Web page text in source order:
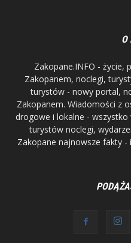
O
Zakopane.INFO - życie,
Zakopanem, noclegi,
turystów - nowy portal,
Zakopanem. Wiadomości z
drogowe i lokalne -
turystów noclegi,
Zakopane najnowsze fakty